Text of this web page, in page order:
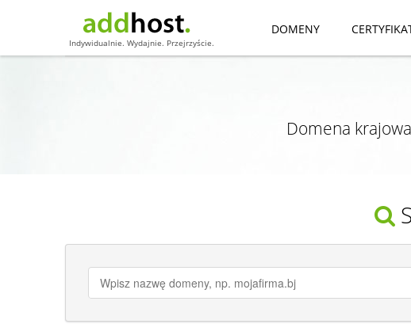
Indywidualnie. Wydajnie. Przejrzyście.
DOMENY
Domena